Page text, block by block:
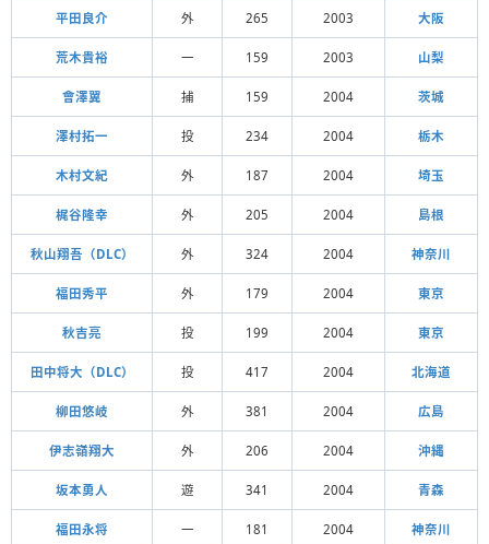
平田良介 外 265 2003 大阪
荒木貴裕 一 159 2003 山梨
會澤翼 捕 159 2004 茨城
澤村拓一 投 234 2004 栃木
木村文紀 外 187 2004 埼玉
梶谷隆幸 外 205 2004 島根
秋山翔吾（DLC） 外 324 2004 神奈川
福田秀平 外 179 2004 東京
秋吉亮 投 199 2004 東京
田中将大（DLC） 投 417 2004 北海道
柳田悠岐 外 381 2004 広島
伊志嶺翔大 外 206 2004 沖縄
坂本勇人 遊 341 2004 青森
福田永将 一 181 2004 神奈川